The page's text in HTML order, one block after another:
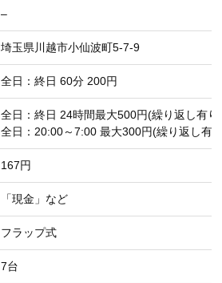
–
埼玉県川越市小仙波町5-7-9
全日：終日 60分 200円
全日：終日 24時間最大500円(繰り返し有り)
全日：20:00～7:00 最大300円(繰り返し有
167円
「現金」など
フラップ式
7台